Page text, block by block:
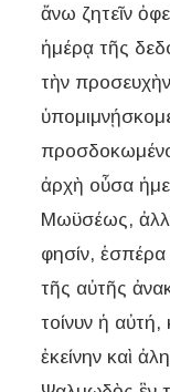
ἄνω ζητεῖν
ἡμέρᾳ τῆς
τὴν
ἀρχὴ οὖσα
Μωϋσέως,
φησίν, ἑσπέρα
τῆς αὐτῆς
τοίνυν ἡ
ἐκείνην καὶ